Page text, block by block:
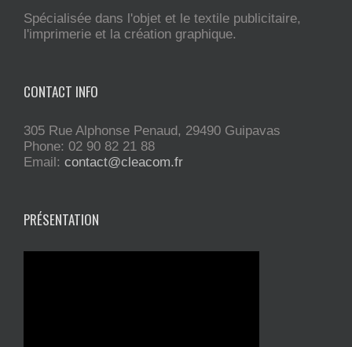
Spécialisée dans l'objet et le textile publicitaire,
l'imprimerie et la création graphique.
CONTACT INFO
305 Rue Alphonse Penaud, 29490 Guipavas
Phone: 02 90 82 21 88
Email: contact@cleacom.fr
PRÉSENTATION